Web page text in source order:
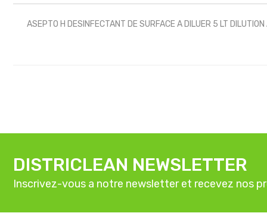
ASEPTO H DESINFECTANT DE SURFACE A DILUER 5 LT
DISTRICLEAN NEWSLETTER
Inscrivez-vous a notre newsletter et recevez nos